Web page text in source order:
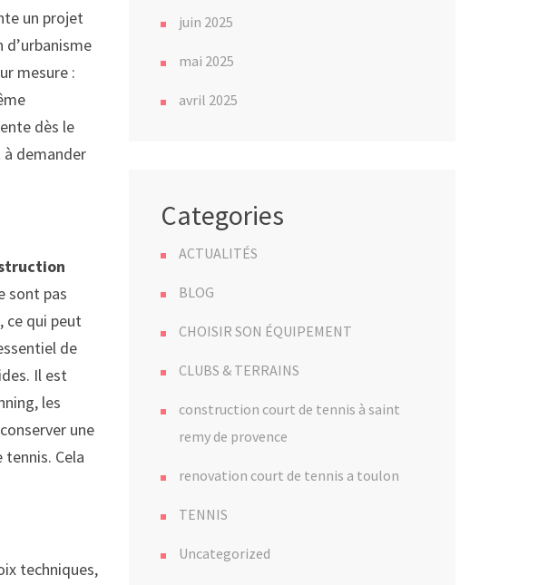
un projet
mesure :
dès le
demander
sont pas
ce qui peut
de
Il est
les
une
Cela
techniques,
juin 2025
mai 2025
avril 2025
Categories
ACTUALITÉS
BLOG
CHOISIR SON ÉQUIPEMENT
CLUBS & TERRAINS
construction court de tennis à saint
remy de provence
renovation court de tennis a toulon
TENNIS
Uncategorized